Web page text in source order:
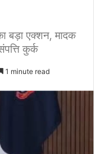
बड़ा एक्शन, मादक
कुर्क
1 minute read